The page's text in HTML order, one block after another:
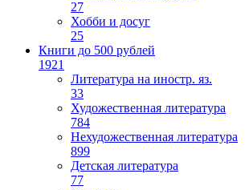
27
Хобби и досуг
25
Книги до 500 рублей
1921
Литература на иностр. яз.
33
Художественная литература
784
Нехудожественная литература
899
Детская литература
77